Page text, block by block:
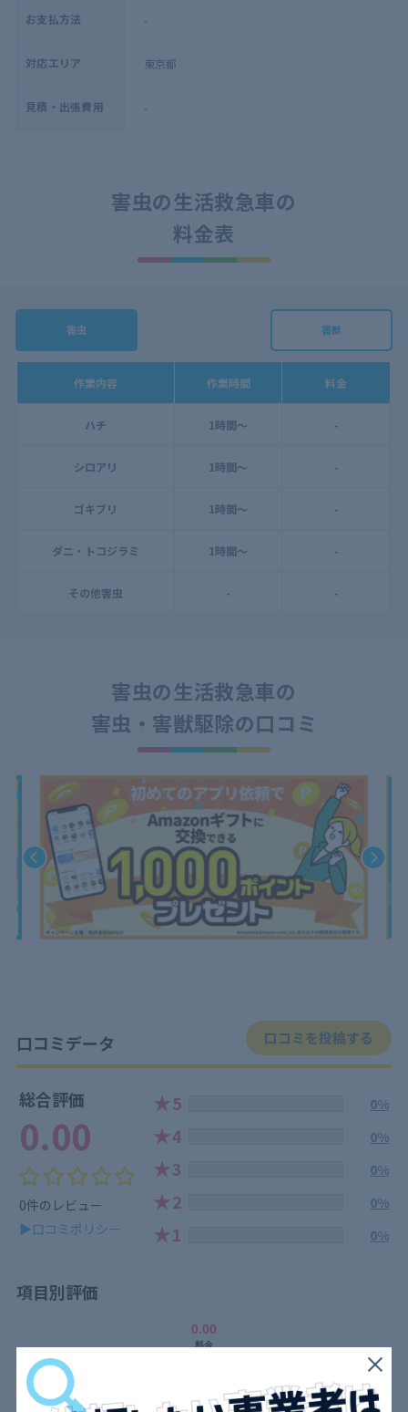
お支払方法 -
対応エリア 東京都
見積・出張費用 -
害虫の生活救急車の
料金表
害虫 害獣
作業内容 作業時間 料金
ハチ 1時間～ -
シロアリ 1時間～ -
ゴキブリ 1時間～ -
ダニ・トコジラミ 1時間～ -
その他害虫 - -
害虫の生活救急車の
害虫・害獣駆除の口コミ
口コミデータ 口コミを投稿する
項目別評価
総合評価
0.00
0件のレビュー
▶口コミポリシー
★5 0%
★4 0%
★3 0%
★2 0%
★1 0%